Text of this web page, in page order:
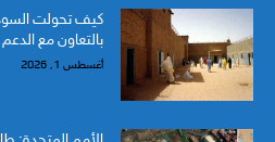
كيف تحولت
بالتعاون مع
أغسطس 1, 2026